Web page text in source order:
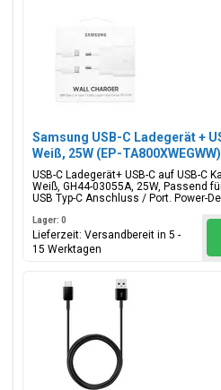
Samsung USB-C Ladegerät +
Weiß, 25W (EP-
USB-C Ladegerät+ USB-C auf USB-C
Weiß, GH44-03055A, 25W, Passend
USB Typ-C Anschluss / Port. Power-
Lager: 0
Lieferzeit: Versandbereit in 5 -
15 Werktagen